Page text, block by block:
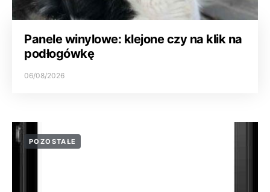
Panele winylowe: klejone czy na klik na
podłogówkę
06/08/2026
POZOSTAŁE